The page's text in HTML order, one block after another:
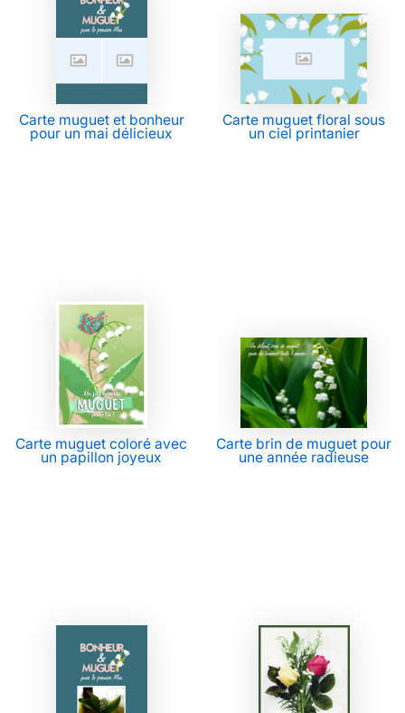
Carte muguet et bonheur
pour un mai délicieux
Carte muguet floral sous
un ciel printanier
Carte muguet coloré avec
un papillon joyeux
Carte brin de muguet pour
une année radieuse